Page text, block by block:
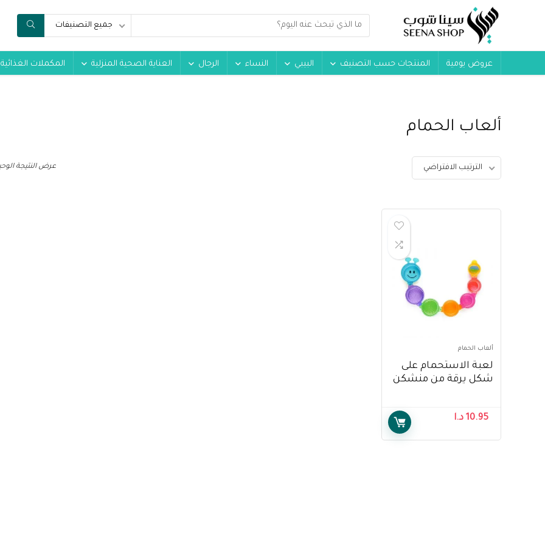
جميع التصنيفات
عروض يومية المنتجات حسب التصنيف البيبي النساء الرجال العناية الصحية المنزلية المكملات الغذائية
ألعاب الحمام
عرض النتيجة الترتيب الافتراضي
ألعاب الحمام
لعبة الاستحمام على
شكل يرقة من منشكن
Bath Toy
10.95 د.ا